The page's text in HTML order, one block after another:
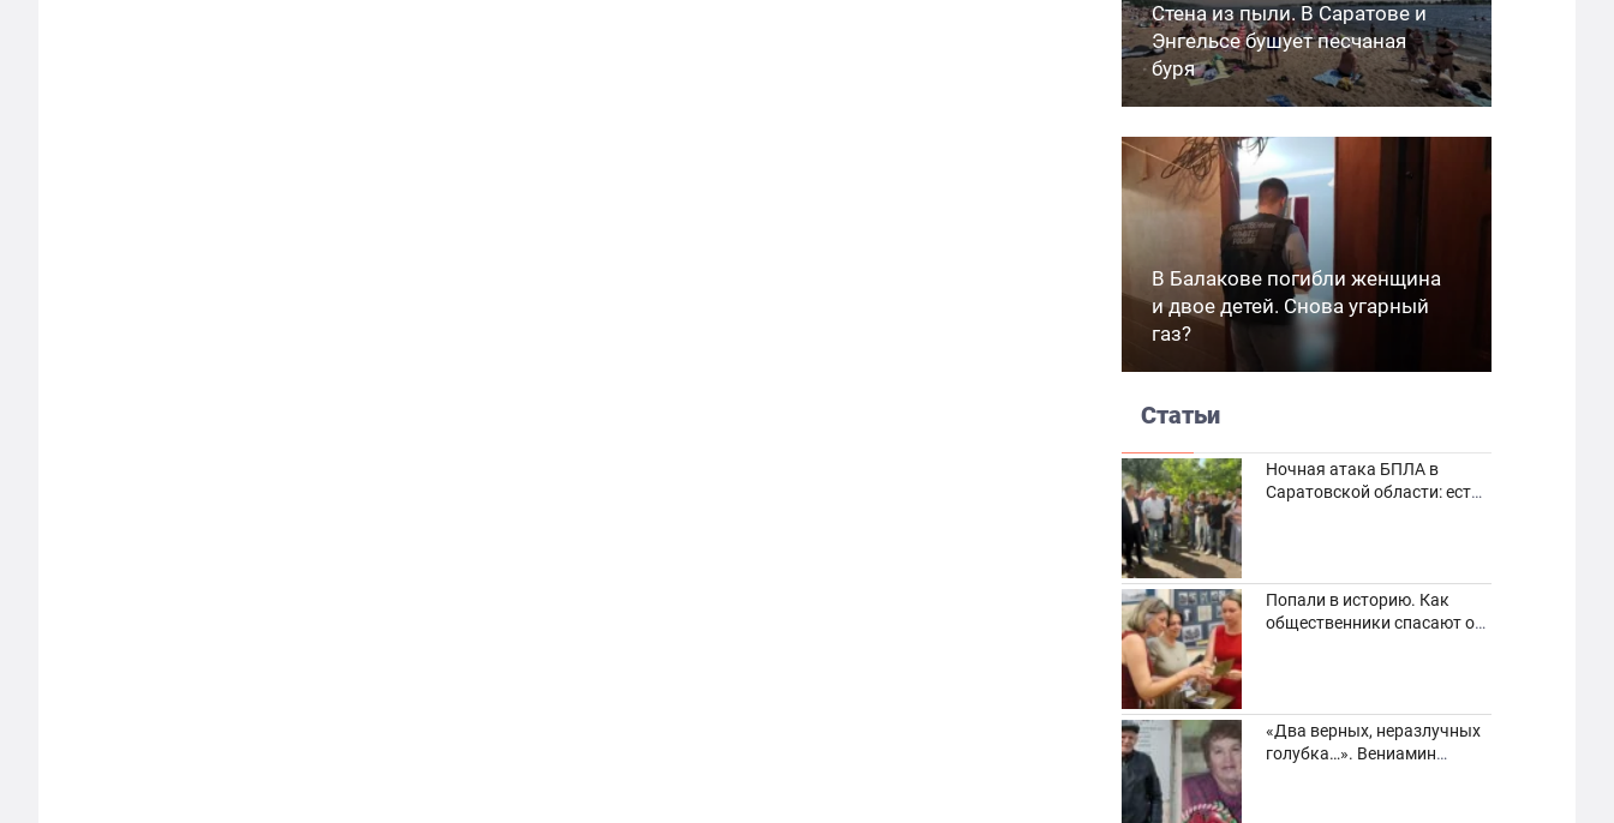
Стена из пыли. В Саратове и
Энгельсе бушует песчаная
буря
В Балакове погибли женщина
и двое детей. Снова угарный
газ?
Статьи
Ночная атака БПЛА в
Саратовской области: есть
Попали в историю. Как
общественники спасают от
«Два верных, неразлучных
голубка…». Вениамин